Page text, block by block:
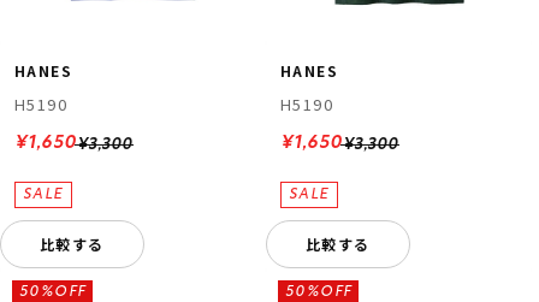
HANES
H5190
¥3,300
¥1,650
比較する
HANES
H5190
¥3,300
¥1,650
比較する
50%OFF 50%OFF